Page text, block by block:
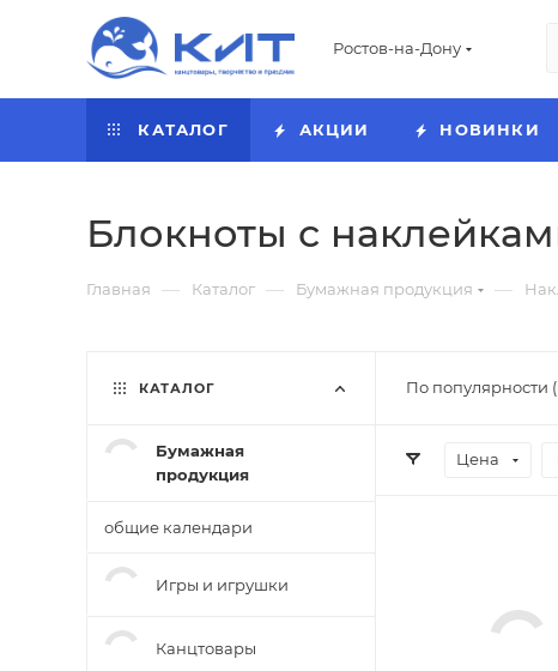
Ростов-на-Дону
КАТАЛОГ АКЦИИ НОВИНКИ
Блокноты с
Главная — Каталог — Бумажная продукция —
По популярности
Цена
КАТАЛОГ
Бумажная
продукция
общие календари
Игры и игрушки
Канцтовары